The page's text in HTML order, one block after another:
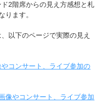
2階席からの見え方感想と札
ります。
以下のページで実際の見え
コンサート、ライブ参加の
像やコンサート、ライブ参加